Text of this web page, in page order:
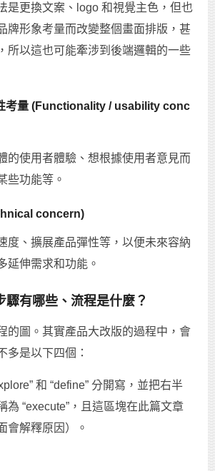
是更換文案、logo 和視覺主色，但也
牌形象考量而改變整個畫面排版，甚
所以這也可能牽涉到後端邏輯的一些
考量 (Functionality / usability conc
的使用者體驗、想根據使用者意見而
些功能等。
concern)
度、擴展產品彈性等，以便未來容納
延伸需求和功能。
驟有哪些、流程是什麼？
的圖。其實產品大改版的過程中，會
多是以下四個：
和 “define” 分開寫，並把右半
為 “execute”，且這區塊在此篇文章
會解釋原因）。